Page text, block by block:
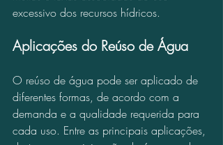
excessivo dos recursos hídricos.
Aplicações do Reúso de Água
O reúso de água pode ser aplicado de
diferentes formas, de acordo com a
demanda e a qualidade requerida para
cada uso. Entre as principais aplicações,